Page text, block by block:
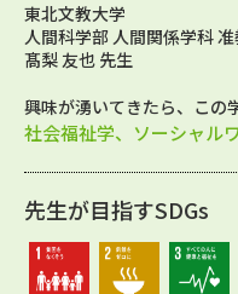
東北文教大学
人間科学部 人間関係学科
髙梨 友也 先生
興味が湧いてきたら、この
社会福祉学、ソーシャル
先生が目指すSDGs